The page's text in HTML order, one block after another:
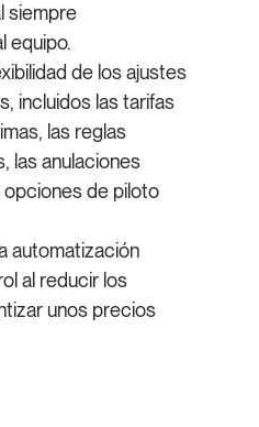
siempre
equipo.
de los ajustes
incluidos las tarifas
las reglas
las anulaciones
opciones de piloto
automatización
al reducir los
unos precios